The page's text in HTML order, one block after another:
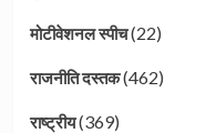
मोटीवेशनल स्पीच(22)
राजनीति दस्तक(462)
राष्ट्रीय(369)